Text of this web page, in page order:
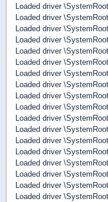
Loaded driver
Loaded driver
Loaded driver
Loaded driver
Loaded driver
Loaded driver
Loaded driver
Loaded driver
Loaded driver
Loaded driver
Loaded driver
Loaded driver
Loaded driver
Loaded driver
Loaded driver
Loaded driver
Loaded driver
Loaded driver